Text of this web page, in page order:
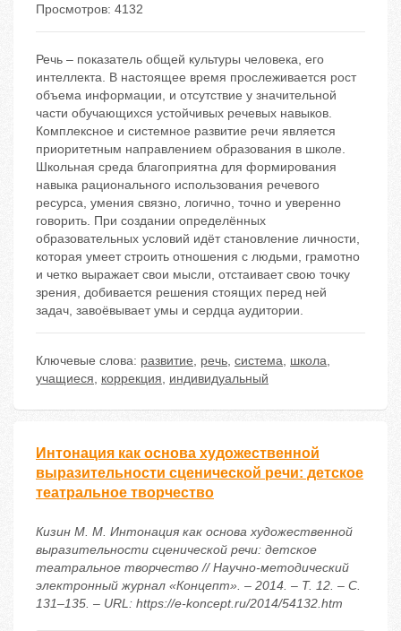
Просмотров: 4132
Речь – показатель общей культуры человека, его
интеллекта. В настоящее время прослеживается рост
объема информации, и отсутствие у значительной
части обучающихся устойчивых речевых навыков.
Комплексное и системное развитие речи является
приоритетным направлением образования в школе.
Школьная среда благоприятна для формирования
навыка рационального использования речевого
ресурса, умения связно, логично, точно и уверенно
говорить. При создании определённых
образовательных условий идёт становление личности,
которая умеет строить отношения с людьми, грамотно
и четко выражает свои мысли, отстаивает свою точку
зрения, добивается решения стоящих перед ней
задач, завоёвывает умы и сердца аудитории.
Ключевые слова: развитие, речь, система, школа,
учащиеся, коррекция, индивидуальный
Интонация как основа художественной
выразительности сценической речи: детское
театральное творчество
Кизин М. М. Интонация как основа художественной
выразительности сценической речи: детское
театральное творчество // Научно-методический
электронный журнал «Концепт». – 2014. – Т. 12. – С.
131–135. – URL: https://e-koncept.ru/2014/54132.htm